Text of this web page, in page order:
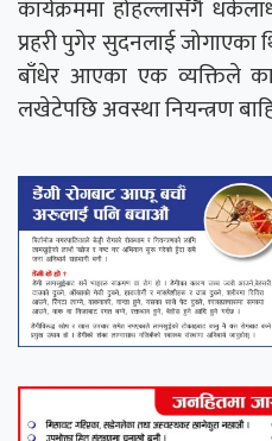
कार्यक्रममा होहल्लासँगै
प्रहरी पुगेर सुदनलाई जोगाएका
बाँधेर आएका एक व्यक्तिले
लखेटेपछि अवस्था नियन्त्रण